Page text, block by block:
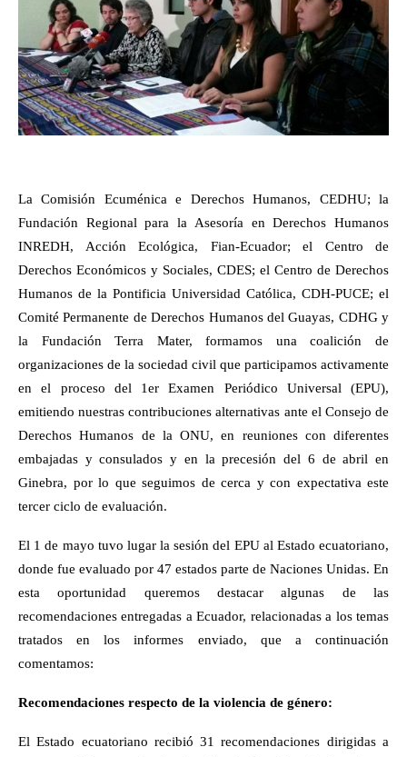
La Comisión Ecuménica e Derechos Humanos, CEDHU; la
Fundación Regional para la Asesoría en Derechos Humanos
INREDH, Acción Ecológica, Fian-Ecuador; el Centro de
Derechos Económicos y Sociales, CDES; el Centro de Derechos
Humanos de la Pontificia Universidad Católica, CDH-PUCE; el
Comité Permanente de Derechos Humanos del Guayas, CDHG y
la Fundación Terra Mater, formamos una coalición de
organizaciones de la sociedad civil que participamos activamente
en el proceso del 1er Examen Periódico Universal (EPU),
emitiendo nuestras contribuciones alternativas ante el Consejo de
Derechos Humanos de la ONU, en reuniones con diferentes
embajadas y consulados y en la precesión del 6 de abril en
Ginebra, por lo que seguimos de cerca y con expectativa este
tercer ciclo de evaluación.
El 1 de mayo tuvo lugar la sesión del EPU al Estado ecuatoriano,
donde fue evaluado por 47 estados parte de Naciones Unidas. En
esta oportunidad queremos destacar algunas de las
recomendaciones entregadas a Ecuador, relacionadas a los temas
tratados en los informes enviado, que a continuación
comentamos:
Recomendaciones respecto de la violencia de género:
El Estado ecuatoriano recibió 31 recomendaciones dirigidas a